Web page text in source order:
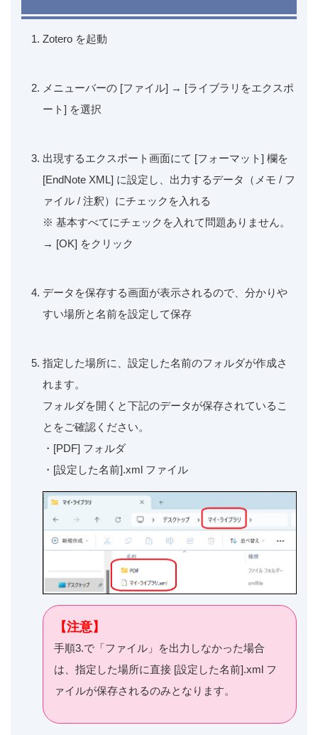
Zotero を起動
メニューバーの [ファイル] → [ライブラリをエクスポ
ート] を選択
出現するエクスポート画面にて [フォーマット] 欄を
[EndNote XML] に設定し、出力するデータ（メモ / フ
ァイル / 注釈）にチェックを入れる
※ 基本すべてにチェックを入れて問題ありません。
→ [OK] をクリック
データを保存する画面が表示されるので、分かりや
すい場所と名前を設定して保存
指定した場所に、設定した名前のフォルダが作成さ
れます。
フォルダを開くと下記のデータが保存されているこ
とをご確認ください。
・[PDF] フォルダ
・[設定した名前].xml ファイル
【注意】
手順3.で「ファイル」を出力しなかった場合
は、指定した場所に直接 [設定した名前].xml フ
ァイルが保存されるのみとなります。